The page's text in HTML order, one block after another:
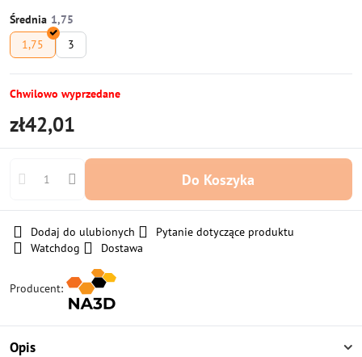
Średnia
1,75
3
Chwilowo wyprzedane
zł42,01
Do Koszyka
Dodaj do ulubionych
Pytanie dotyczące produktu
Watchdog
Dostawa
Producent:
Opis